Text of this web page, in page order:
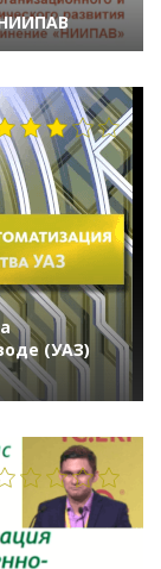
(УАЗ)